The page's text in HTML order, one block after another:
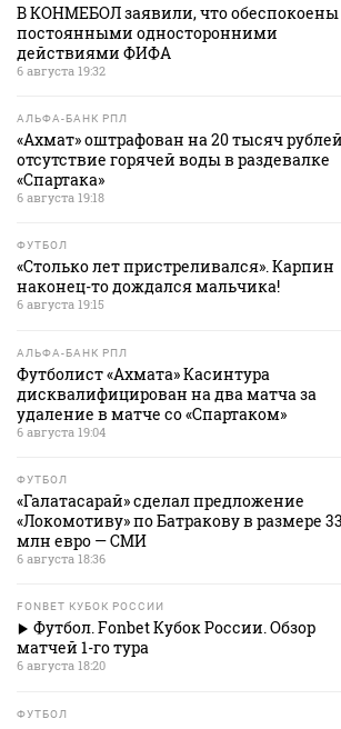
В КОНМЕБОЛ заявили, что обеспокоены
постоянными односторонними
действиями ФИФА
6 августа 19:32
АЛЬФА-БАНК РПЛ
«Ахмат» оштрафован на 20 тысяч
отсутствие горячей воды в раздевалке
«Спартака»
6 августа 19:18
ФУТБОЛ
«Столько лет пристреливался». Карпин
наконец-то дождался мальчика!
6 августа 19:15
АЛЬФА-БАНК РПЛ
Футболист «Ахмата» Касинтура
дисквалифицирован на два матча за
удаление в матче со «Спартаком»
6 августа 19:04
ФУТБОЛ
«Галатасарай» сделал предложение
«Локомотиву» по Батракову в размере 33
млн евро — СМИ
6 августа 18:36
FONBET КУБОК РОССИИ
Футбол. Fonbet Кубок России. Обзор
матчей 1-го тура
6 августа 18:20
ФУТБОЛ